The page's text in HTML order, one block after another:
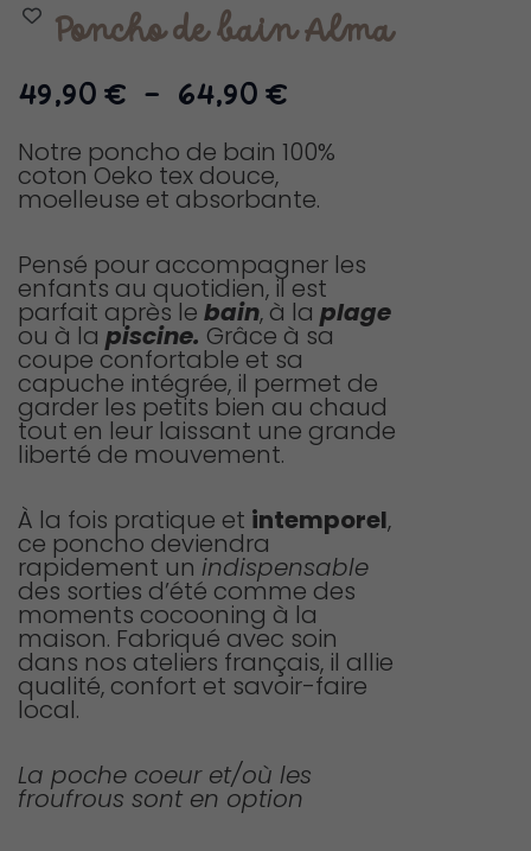
Poncho de bain Alma
49,90 € – 64,90 €Plage
prix :
à
Notre poncho de bain 100%
coton Oeko tex douce,
moelleuse et absorbante.
Pensé pour accompagner les
enfants au quotidien, il est
parfait après le bain, à la plage
ou à la piscine. Grâce à sa
coupe confortable et sa
capuche intégrée, il permet de
garder les petits bien au chaud
tout en leur laissant une grande
liberté de mouvement.
À la fois pratique et intemporel,
ce poncho deviendra
rapidement un indispensable
des sorties d’été comme des
moments cocooning à la
maison. Fabriqué avec soin
dans nos ateliers français, il allie
qualité, confort et savoir-faire
local.
La poche coeur et/où les
froufrous sont en option